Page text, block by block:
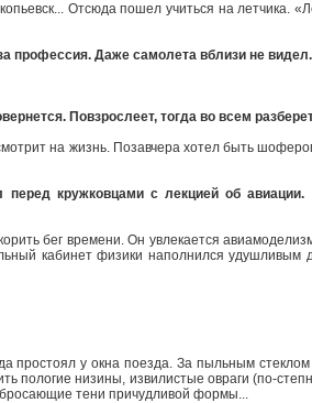
Отсюда пошел учиться на летчика.
профессия. Даже самолета вблизи не видел.
Повзрослеет, тогда во всем
на жизнь. Позавчера хотел быть
кружковцами с лекцией об
бег времени. Он увлекается
кабинет физики наполнился удушливым
простоял у окна поезда. За пыльным
пологие низины, извилистые овраги (по-
бросающие тени причудливой формы...